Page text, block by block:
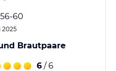
56-60
2025
Brautpaare
6 / 6